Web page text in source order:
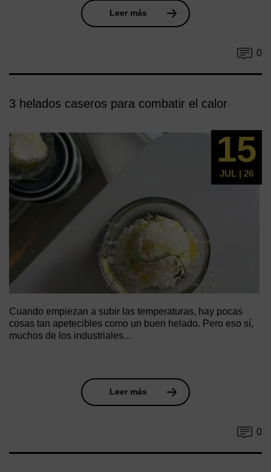
Leer más
0
3 helados caseros para combatir el calor
15
JUL | 26
Cuando empiezan a subir las temperaturas, hay pocas
cosas tan apetecibles como un buen helado. Pero eso sí,
muchos de los industriales...
Leer más
0